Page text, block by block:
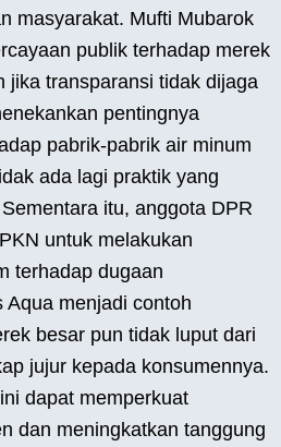
masyarakat. Mufti Mubarok
publik terhadap merek
jika transparansi tidak dijaga
pentingnya
pabrik-pabrik air minum
ada lagi praktik yang
itu, anggota DPR
untuk melakukan
terhadap dugaan
Aqua menjadi contoh
besar pun tidak luput dari
jujur kepada konsumennya.
dapat memperkuat
dan meningkatkan tanggung